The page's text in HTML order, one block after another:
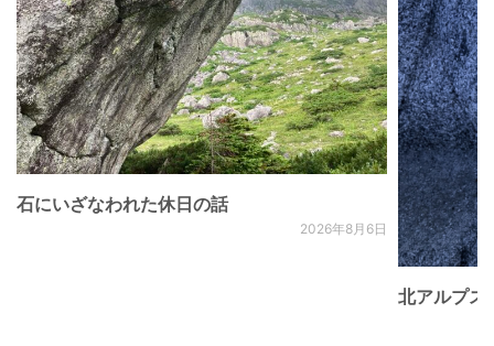
石にいざなわれた休日の話
2026年8月6日
北アルプ